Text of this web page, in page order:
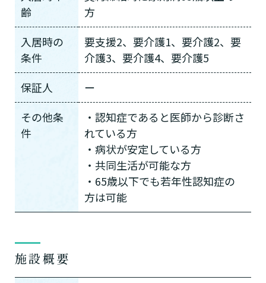
齢
方
入居時の
条件
要支援2、要介護1、要介護2、要
介護3、要介護4、要介護5
保証人
ー
その他条
件
・認知症であると医師から診断さ
れている方
・病状が安定している方
・共同生活が可能な方
・65歳以下でも若年性認知症の
方は可能
施設概要